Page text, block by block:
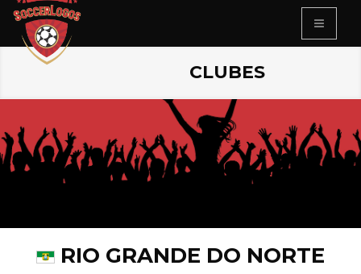
CLUBES
RIO GRANDE DO NORTE